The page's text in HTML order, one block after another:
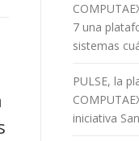
7 una
sistemas
PULSE, la
iniciativa